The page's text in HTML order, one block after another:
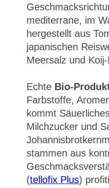
mediterrane, im
hergestellt aus
japanischen
Meersalz und
Echte Bio-
Farbstoffe,
kommt
Milchzucker und
stammen aus
(tellofix Plus)